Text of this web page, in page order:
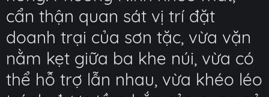
cẩn thận quan sát vị trí đặt
doanh trại của sơn tặc, vừa vặn
nằm kẹt giữa ba khe núi, vừa có
thể hỗ trợ lẫn nhau, vừa khéo léo